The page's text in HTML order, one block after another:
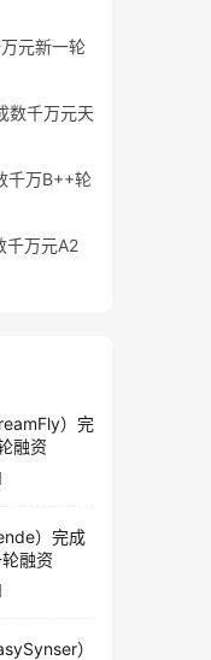
元新一轮
数千万元天
千万B++轮
千万元A2
）完
融资
）完成
融资
）